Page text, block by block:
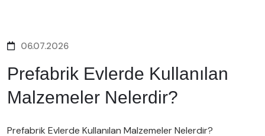
06.07.2026
Prefabrik Evlerde Kullanılan
Malzemeler Nelerdir?
Prefabrik Evlerde Kullanılan Malzemeler Nelerdir?